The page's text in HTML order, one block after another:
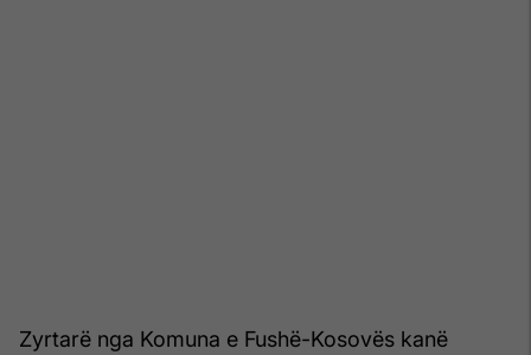
Zyrtarë nga Komuna e Fushë-Kosovës kanë